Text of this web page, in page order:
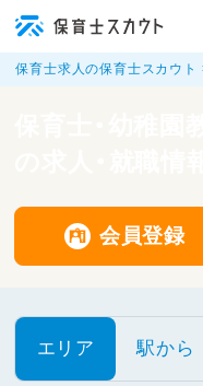
保育士求人の保育士スカウト
会員登録
エリア 駅から